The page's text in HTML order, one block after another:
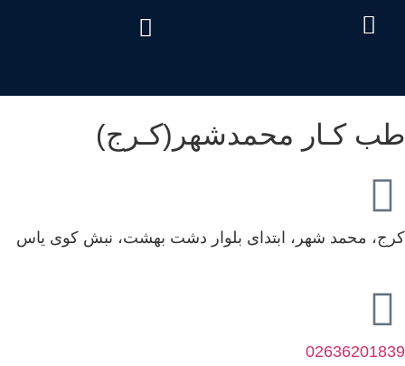
طب کـار محمدشهر(کـرج)
کرج، محمد شهر، ابتدای بلوار دشت بهشت، نبش کوی یاس
02636201839